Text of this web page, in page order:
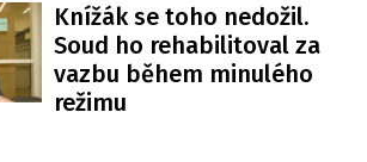
Knížák se toho nedožil.
Soud ho rehabilitoval za
vazbu během minulého
režimu